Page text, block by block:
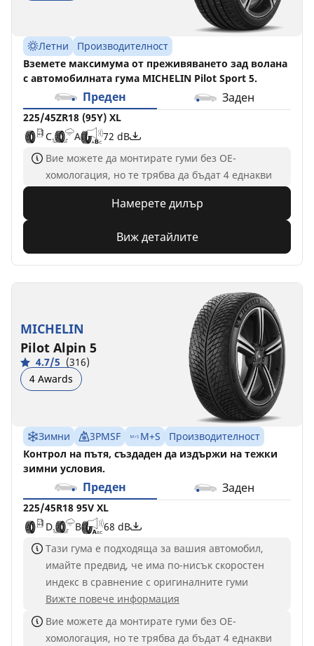
Летни
Производителност
Вземете максимума от преживяването зад волана
с автомобилната гума MICHELIN Pilot Sport 5.
Преден Заден
225/45ZR18 (95Y) XL
C
A 72 dB
Вие можете да монтирате гуми без ОЕ-
хомологация, но те трябва да бъдат 4 еднакви
Намерете дилър
Виж детайлите
MICHELIN
Pilot Alpin 5
4.7/5 (316)
4 Awards
Зимни 3PMSF M+S
Производителност
Контрол на пътя, създаден да издържи на тежки
зимни условия.
Преден Заден
225/45R18 95V XL
D
B 68 dB
Тази гума е подходяща за вашия автомобил,
имайте предвид, че има по-нисък скоростен
индекс в сравнение с оригиналните гуми
Вижте повече информация
Вие можете да монтирате гуми без ОЕ-
хомологация, но те трябва да бъдат 4 еднакви